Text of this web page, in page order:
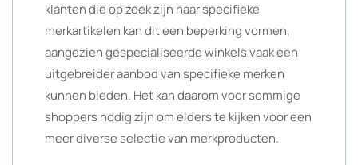
klanten die op zoek zijn naar specifieke
merkartikelen kan dit een beperking vormen,
aangezien gespecialiseerde winkels vaak een
uitgebreider aanbod van specifieke merken
kunnen bieden. Het kan daarom voor sommige
shoppers nodig zijn om elders te kijken voor een
meer diverse selectie van merkproducten.